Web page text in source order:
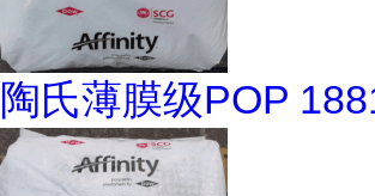
陶氏薄膜级POP